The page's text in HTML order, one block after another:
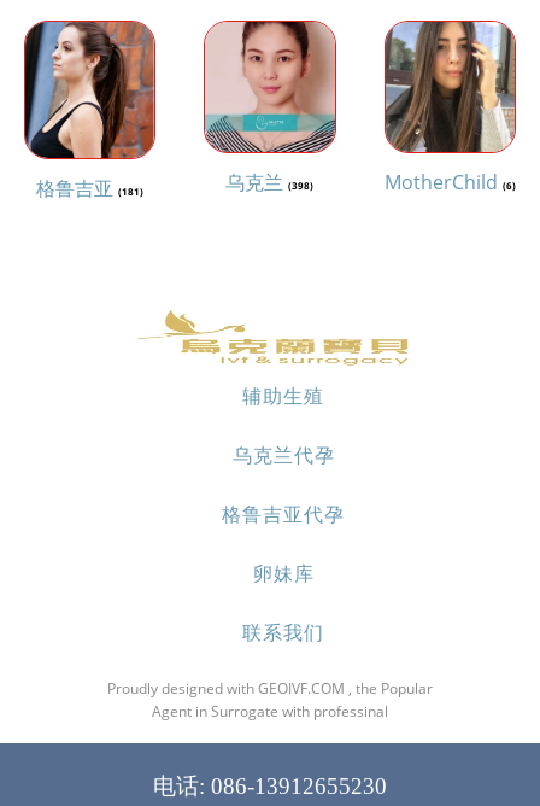
格鲁吉亚(181) 乌克兰(398) MotherChild (6)
辅助生殖
乌克兰代孕
格鲁吉亚代孕
卵妹库
联系我们
Proudly designed with GEOIVF.COM , the Popular
Agent in Surrogate with professinal
电话: 086-13912655230